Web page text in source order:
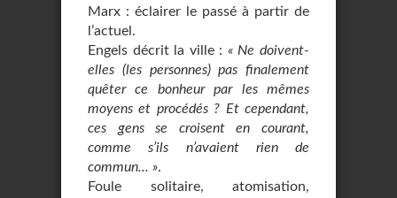
Marx : éclairer le passé à partir de
l’actuel.
Engels décrit la ville : « Ne doivent-
elles (les personnes) pas finalement
quêter ce bonheur par les mêmes
moyens et procédés ? Et cependant,
ces gens se croisent en courant,
comme s’ils n’avaient rien de
commun... ».
Foule solitaire, atomisation,